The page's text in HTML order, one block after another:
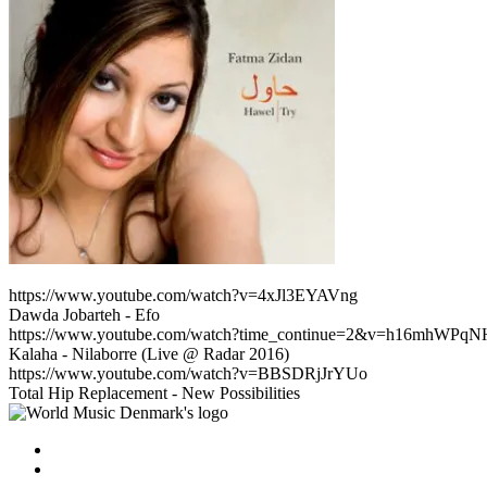
https://www.youtube.com/watch?v=4xJl3EYAVng
Dawda Jobarteh - Efo
https://www.youtube.com/
Kalaha - Nilaborre (Live @ Radar 2016)
https://www.youtube.com/watch?v=BBSDRjJrYUo
Total Hip Replacement - New Possibilities